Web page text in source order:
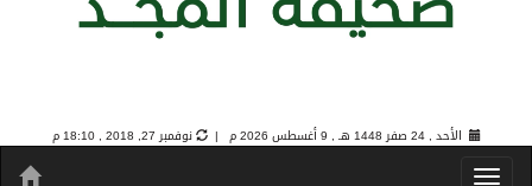
الأحد , 24 صفر 1448 هـ , 9 أغسطس 2026 م | نوفمبر 27, 2018 , 18:10 م